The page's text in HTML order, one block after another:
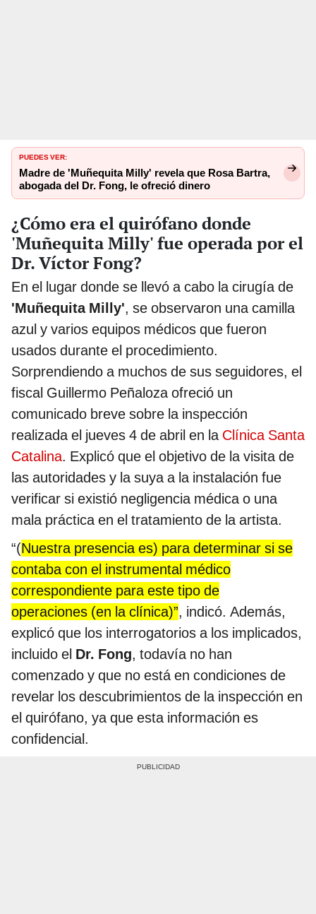
PUEDES VER:
Madre de 'Muñequita Milly' revela que Rosa Bartra,
abogada del Dr. Fong, le ofreció dinero
¿Cómo era el quirófano donde
'Muñequita Milly' fue operada por el
Dr. Víctor Fong?
En el lugar donde se llevó a cabo la cirugía de
'Muñequita Milly', se observaron una camilla
azul y varios equipos médicos que fueron
usados durante el procedimiento.
Sorprendiendo a muchos de sus seguidores, el
fiscal Guillermo Peñaloza ofreció un
comunicado breve sobre la inspección
realizada el jueves 4 de abril en la Clínica Santa
Catalina. Explicó que el objetivo de la visita de
las autoridades y la suya a la instalación fue
verificar si existió negligencia médica o una
mala práctica en el tratamiento de la artista.
“(Nuestra presencia es) para determinar si se
contaba con el instrumental médico
correspondiente para este tipo de
operaciones (en la clínica)”, indicó. Además,
explicó que los interrogatorios a los implicados,
incluido el Dr. Fong, todavía no han
comenzado y que no está en condiciones de
revelar los descubrimientos de la inspección en
el quirófano, ya que esta información es
confidencial.